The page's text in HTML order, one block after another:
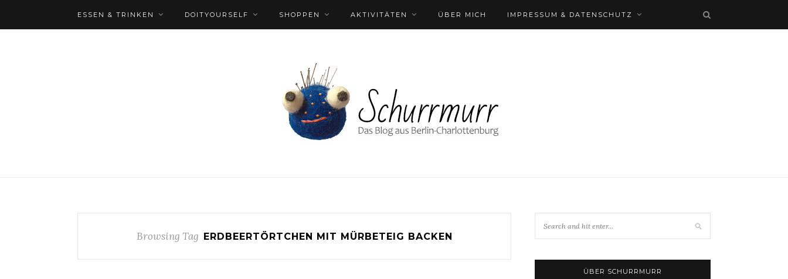
ESSEN & TRINKEN DOITYOURSELF SHOPPEN AKTIVITÄTEN ÜBER MICH IMPRESSUM & DATENSCHUTZ
Browsing Tag ERDBEERTÖRTCHEN MIT MÜRBETEIG BACKEN
ÜBER SCHURRMURR